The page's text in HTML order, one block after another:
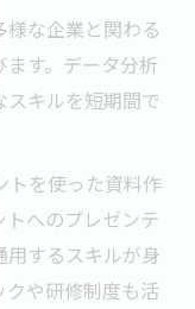
な企業と関わる
す。データ分析
キルを短期間で
トを使った資料作
へのプレゼンテ
するスキルが身
クや研修制度も活